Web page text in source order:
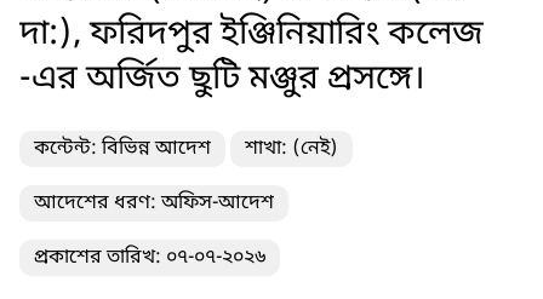
দা:), ফরিদপুর ইঞ্জিনিয়ারিং কলেজ
-এর অর্জিত ছুটি মঞ্জুর প্রসঙ্গে।
কন্টেন্ট: বিভিন্ন আদেশ শাখা: (নেই)
আদেশের ধরণ: অফিস-আদেশ
প্রকাশের তারিখ: ০৭-০৭-২০২৬